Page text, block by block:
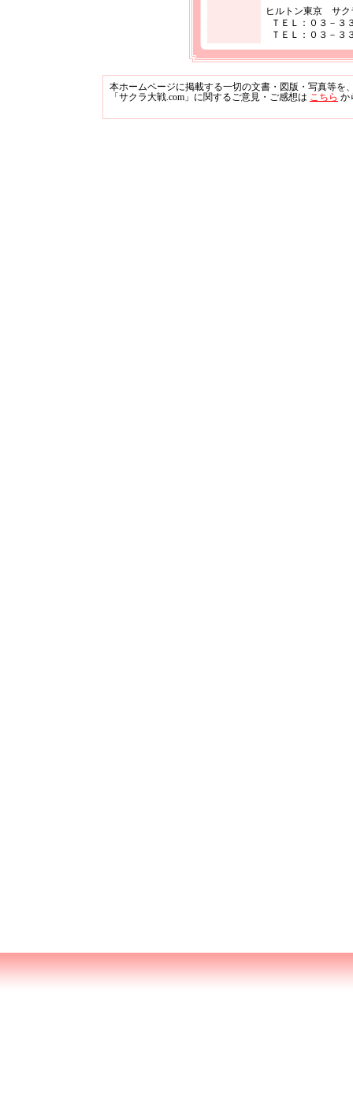
ヒルトン東京 サク
ＴＥＬ：０３－３
ＴＥＬ：０３－３
本ホームページに掲載する一切の文書・図版・写真等
「サクラ大戦.com」に関するご意見・ご感想は こちら か